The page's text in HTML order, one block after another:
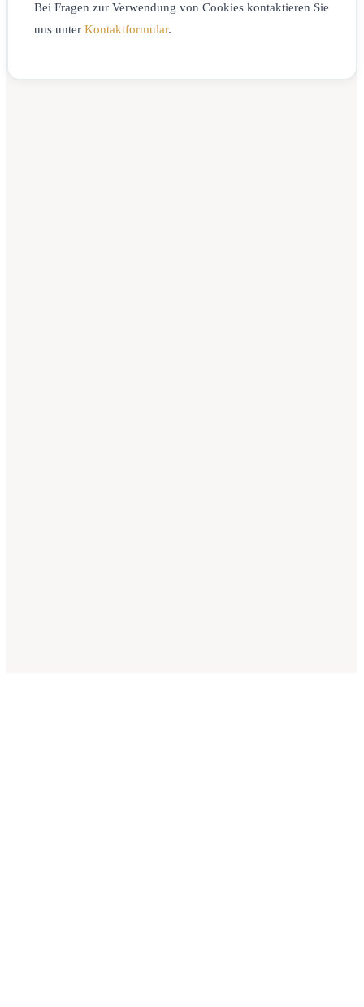
Bei Fragen zur Verwendung von Cookies kontaktieren Sie
uns unter Kontaktformular.